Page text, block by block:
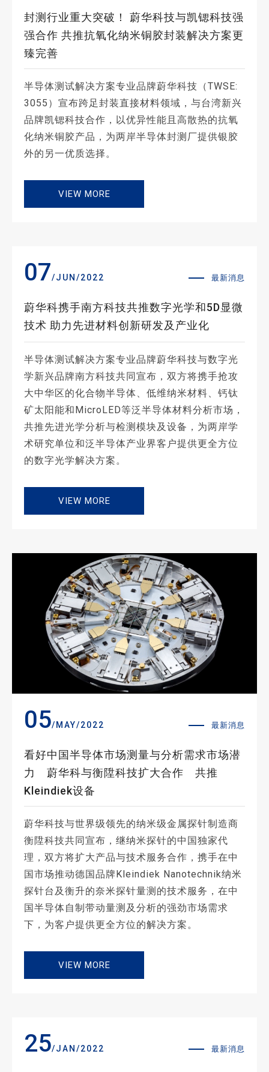
封测行业重大突破！ 蔚华科技与凯锶科技强
强合作 共推抗氧化纳米铜胶封装解决方案更
臻完善
半导体测试解决方案专业品牌蔚华科技（TWSE:
3055）宣布跨足封装直接材料领域，与台湾新兴
品牌凯锶科技合作，以优异性能且高散热的抗氧
化纳米铜胶产品，为两岸半导体封测厂提供银胶
外的另一优质选择。
VIEW MORE
07/JUN/2022 最新消息
蔚华科携手南方科技共推数字光学和5D显微
技术 助力先进材料创新研发及产业化
半导体测试解决方案专业品牌蔚华科技与数字光
学新兴品牌南方科技共同宣布，双方将携手抢攻
大中华区的化合物半导体、低维纳米材料、钙钛
矿太阳能和MicroLED等泛半导体材料分析市场，
共推先进光学分析与检测模块及设备，为两岸学
术研究单位和泛半导体产业界客户提供更全方位
的数字光学解决方案。
VIEW MORE
05/MAY/2022 最新消息
看好中国半导体市场测量与分析需求市场潜
力 蔚华科与衡陞科技扩大合作 共推
Kleindiek设备
蔚华科技与世界级领先的纳米级金属探针制造商
衡陞科技共同宣布，继纳米探针的中国独家代
理，双方将扩大产品与技术服务合作，携手在中
国市场推动德国品牌Kleindiek Nanotechnik纳米
探针台及衡升的奈米探针量测的技术服务，在中
国半导体自制带动量测及分析的强劲市场需求
下，为客户提供更全方位的解决方案。
VIEW MORE
25/JAN/2022 最新消息